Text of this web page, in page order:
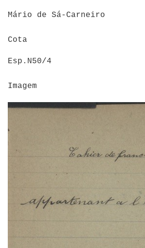
Mário de Sá-Carneiro
Cota
Esp.N50/4
Imagem